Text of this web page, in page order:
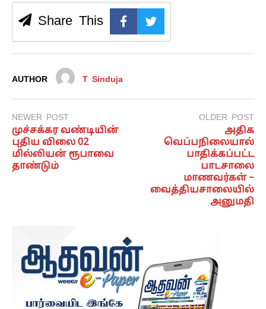
Share This
AUTHOR T Sinduja
NEWER POST
முச்சக்கர வண்டியின்
புதிய விலை 02
மில்லியன் ரூபாவை
தாண்டும்
OLDER POST
அதிக
வெப்பநிலையால்
பாதிக்கப்பட்ட
பாடசாலை
மாணவர்கள் –
வைத்தியசாலையில்
அனுமதி